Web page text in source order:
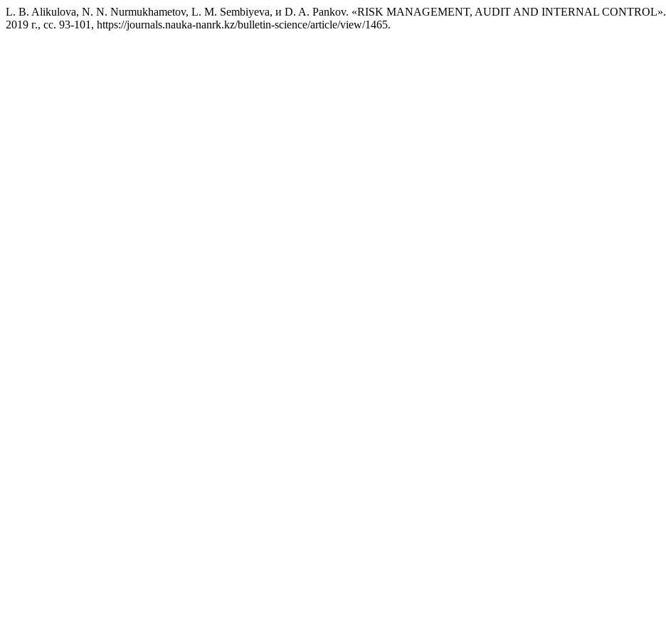
L. B. Alikulova, N. N. Nurmukhametov, L. M. Sembiyeva, и D. A. Pankov. «RISK MANAGEMENT, AUDIT AND INTERNAL CONTROL».
2019 г., сс. 93-101, https://journals.nauka-nanrk.kz/bulletin-science/article/view/1465.